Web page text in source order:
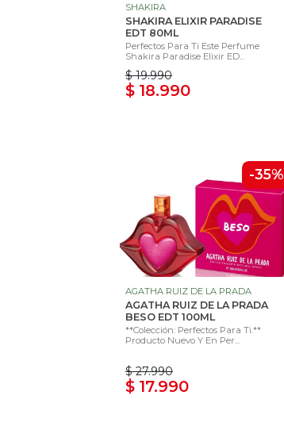
SHAKIRA
SHAKIRA ELIXIR PARADISE
EDT 80ML
Perfectos Para Ti Este Perfume
Shakira Paradise Elixir ED...
$ 19.990
$ 18.990
-35%
AGATHA RUIZ DE LA PRADA
AGATHA RUIZ DE LA PRADA
BESO EDT 100ML
**Colección: Perfectos Para Ti.**
Producto Nuevo Y En Per...
$ 27.990
$ 17.990